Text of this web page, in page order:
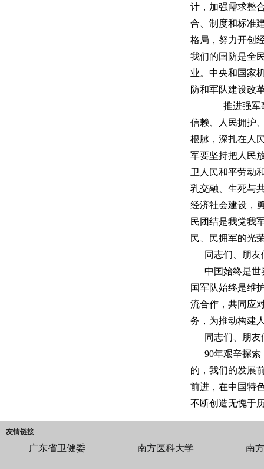
计，加强需求整
合、制度和标准
格局，努力开创
我们的国防是全
业。中央和国家
防和军队建设改
——推进强军
信赖、人民拥护
根脉，深扎在人
军要坚持把人民
卫人民和平劳动
乳交融、生死与
经济社会建设，
民团结是我党我
民、民拥军的光
同志们、朋友
中国始终是
国军队始终是维
流合作，共同应
务，为推动构建
同志们、朋友
90年艰辛探
的，我们的发展
前进，在中国特
不断创造无愧于
友情链接
广东省卫健委 南方医科大学 南